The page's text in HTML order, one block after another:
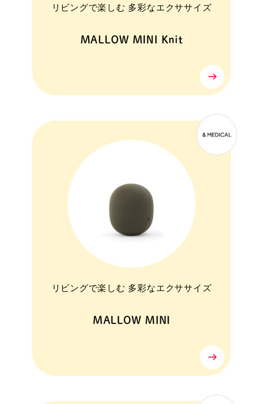
リビングで楽しむ 多彩なエクササイズ
MALLOW MINI Knit
リビングで楽しむ 多彩なエクササイズ
MALLOW MINI